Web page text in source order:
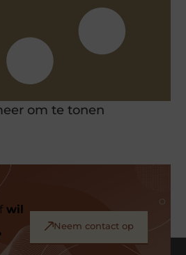
om te tonen
wil
Neem contact op